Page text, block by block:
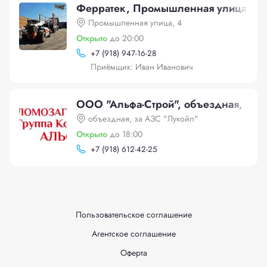
Ферратек, Промышленная улица, 4
Промышленная улица, 4
Открыто до 20:00
+7 (918) 947-16-28
Приёмщик: Иван Иванович
ООО "Альфа-Строй", объездная, за
объездная, за АЗС "Лукойл"
Открыто до 18:00
+7 (918) 612-42-25
Пользовательское соглашение
Агентское соглашение
Оферта